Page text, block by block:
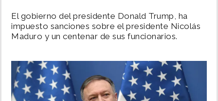
POLÍTICA
DEPORTES
El gobierno del presidente Donald Trump, ha
impuesto sanciones sobre el presidente Nicolás
Maduro y un centenar de sus funcionarios.